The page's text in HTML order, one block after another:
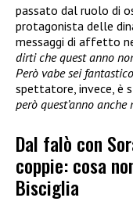
passato dal ruolo di
protagonista delle
messaggi di affetto
dirti che quest anno
Però vabe sei
spettatore, invece, è
però quest’anno
Dal falò con
coppie: cosa
Bisciglia